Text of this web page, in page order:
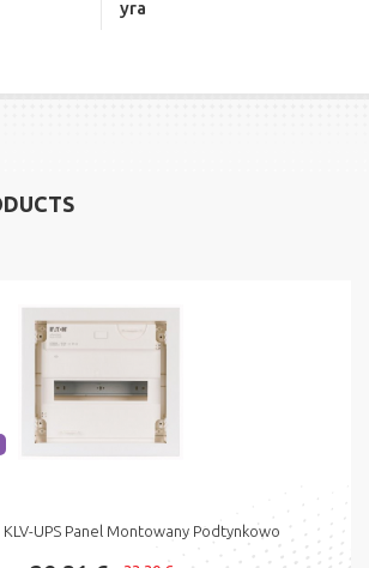
yra
KLV-UPS Panel Montowany Podtynkowo